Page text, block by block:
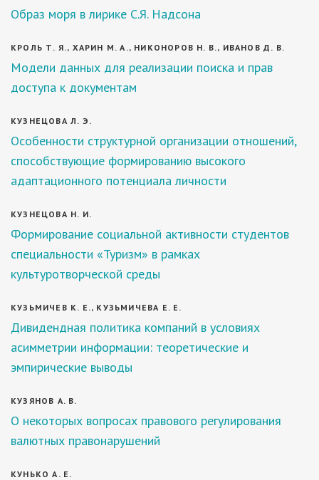
Образ моря в лирике С.Я. Надсона
КРОЛЬ Т. Я., ХАРИН М. А., НИКОНОРОВ Н. В., ИВАНОВ Д. В.
Модели данных для реализации поиска и прав
доступа к документам
КУЗНЕЦОВА Л. Э.
Особенности структурной организации отношений,
способствующие формированию высокого
адаптационного потенциала личности
КУЗНЕЦОВА Н. И.
Формирование социальной активности студентов
специальности «Туризм» в рамках
культуротворческой среды
КУЗЬМИЧЕВ К. Е., КУЗЬМИЧЕВА Е. Е.
Дивидендная политика компаний в условиях
асимметрии информации: теоретические и
эмпирические выводы
КУЗЯНОВ А. В.
О некоторых вопросах правового регулирования
валютных правонарушений
КУНЬКО А. Е.